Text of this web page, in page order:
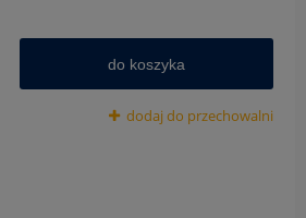
do koszyka
dodaj do przechowalni